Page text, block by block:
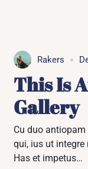
Rakers
This Is
Gallery
Cu duo
qui, ius ut
Has et impetus…